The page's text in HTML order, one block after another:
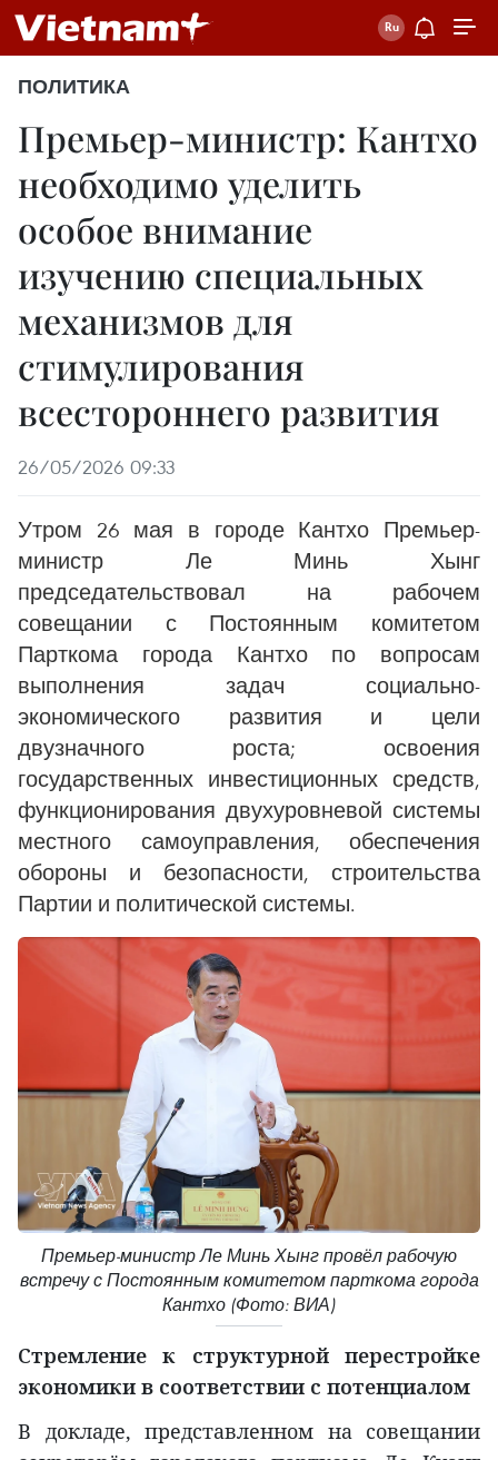
ПОЛИТИКА
Премьер-министр: Кантхо
необходимо уделить
особое внимание
изучению специальных
механизмов для
стимулирования
всестороннего развития
26/05/2026 09:33
Утром 26 мая в городе Кантхо Премьер-
министр Ле Минь Хынг
председательствовал на рабочем
совещании с Постоянным комитетом
Парткома города Кантхо по вопросам
выполнения задач социально-
экономического развития и цели
двузначного роста; освоения
государственных инвестиционных средств,
функционирования двухуровневой системы
местного самоуправления, обеспечения
обороны и безопасности, строительства
Партии и политической системы.
Премьер-министр Ле Минь Хынг провёл рабочую
встречу с Постоянным комитетом парткома города
Кантхо (Фото: ВИА)
Стремление к структурной перестройке
экономики в соответствии с потенциалом
В докладе, представленном на совещании